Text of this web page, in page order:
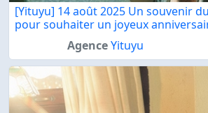
[Yituyu] 14 août 2025 Un souvenir
pour souhaiter un joyeux
AgenceYituyu